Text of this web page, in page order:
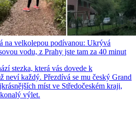
na velkolepou podívanou: Ukrývá
vodu, z Prahy jste tam za 40 minut
stezka, která vás dovede k
neví každý. Přezdívá se mu český Grand
míst ve Středočeském kraji,
výlet.